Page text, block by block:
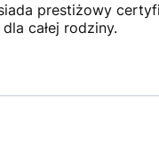
prestiżowy
całej rodziny.